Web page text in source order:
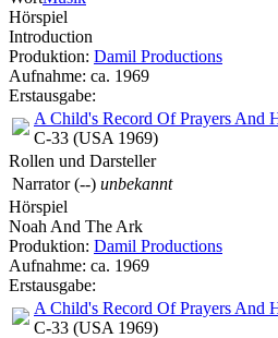
Hörspiel
Introduction
Produktion: Damil Productions
Aufnahme: ca. 1969
Erstausgabe:
A Child's Record Of Prayers And
C-33 (USA 1969)
Rollen und Darsteller
Narrator (--) unbekannt
Hörspiel
Noah And The Ark
Produktion: Damil Productions
Aufnahme: ca. 1969
Erstausgabe:
A Child's Record Of Prayers And
C-33 (USA 1969)